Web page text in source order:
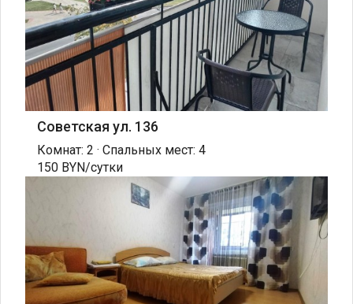
Советская ул. 136
Комнат: 2 · Спальных мест: 4
150 BYN/сутки